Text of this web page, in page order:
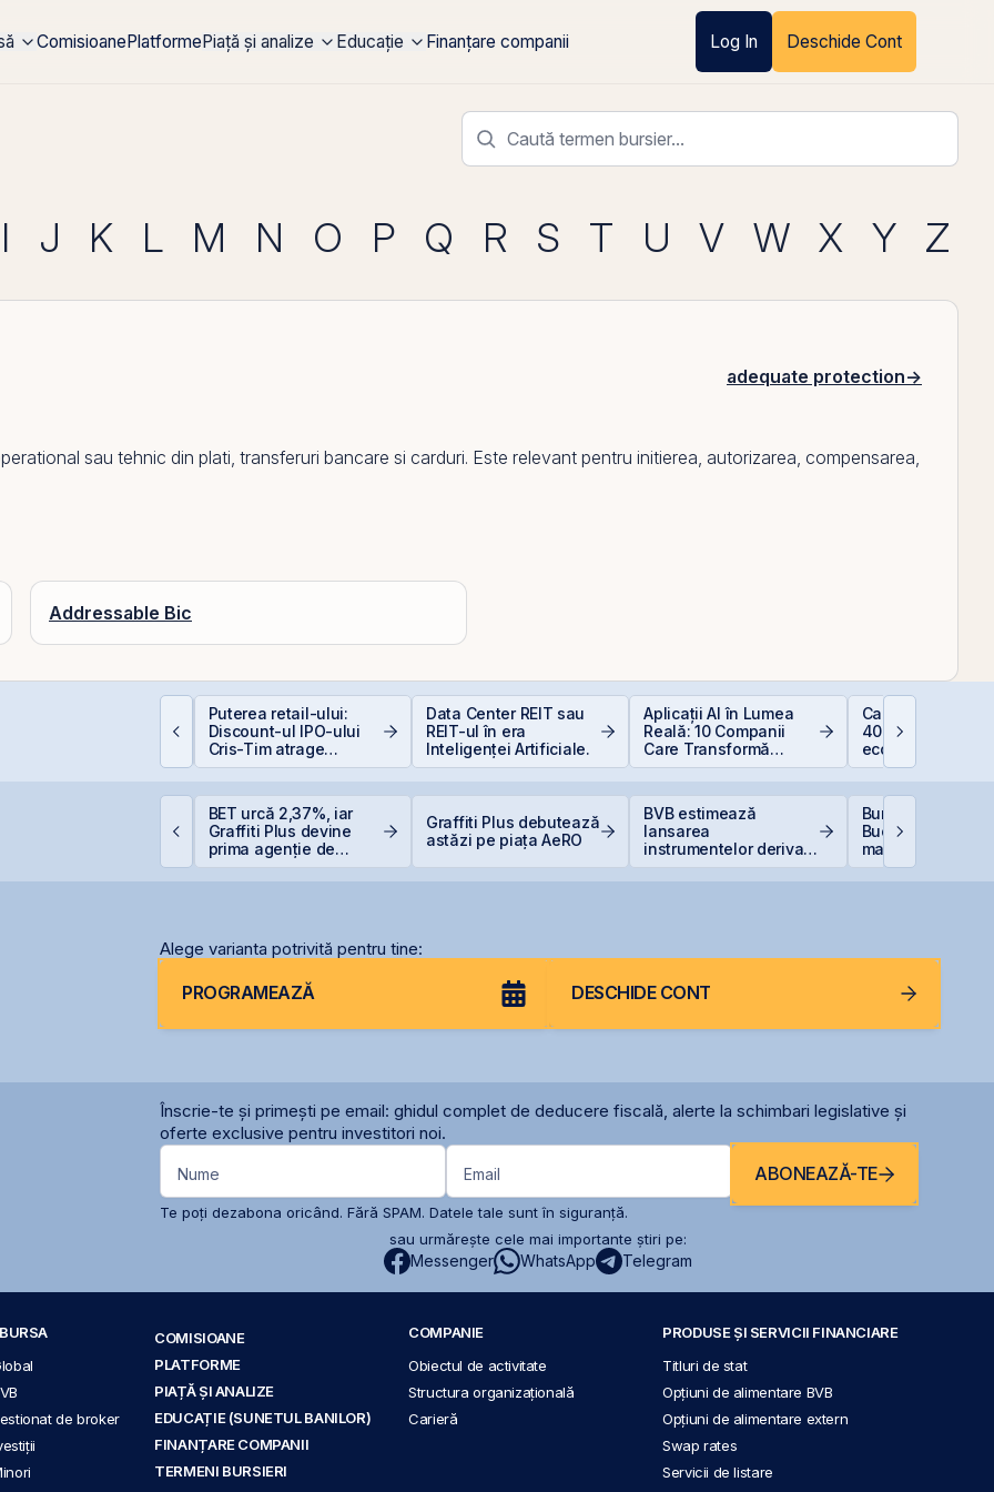
ComisioanePlatformePiață și analize Educație Finanțare companii Log In Deschide Cont
I J K L M N O P Q R S T U V W X Y Z
adequate protection→
sau tehnic din plati, transferuri bancare si carduri. Este relevant pentru initierea, autorizarea, compensarea,
Addressable Bic
Puterea retail-ului:
Discount-ul IPO-ului
Cris-Tim atrage
subscrieri de peste 2
a companiei
Data Center REIT sau
REIT-ul în era
Inteligenței Artificiale.
Aplicații AI în Lumea
Reală: 10 Companii
Care Transformă
Industriile
Calculator
400 EUR — cât
economisești
BET urcă 2,37%, iar
Graffiti Plus devine
prima agenție de
Graffiti Plus debutează
astăzi pe piața AeRO
BVB estimează
lansarea
instrumentelor derivate
Bursa de Valori
București devine
mai performantă
din lume
Alege varianta potrivită pentru tine:
PROGRAMEAZĂ DESCHIDE CONT
Înscrie-te și primești pe email: ghidul complet de deducere fiscală, alerte la schimbari legislative și
oferte exclusive pentru investitori noi.
Nume Email ABONEAZĂ-TE
Te poți dezabona oricând. Fără SPAM. Datele tale sunt în siguranță.
sau urmărește cele mai importante știri pe:
Messenger WhatsApp Telegram
de broker
COMISIOANE
PLATFORME
PIAȚĂ ȘI ANALIZE
EDUCAȚIE (SUNETUL BANILOR)
FINANȚARE COMPANII
TERMENI BURSIERI
COMPANIE
Obiectul de activitate
Structura organizațională
Carieră
PRODUSE ȘI SERVICII FINANCIARE
Titluri de stat
Opțiuni de alimentare BVB
Opțiuni de alimentare extern
Swap rates
Servicii de listare